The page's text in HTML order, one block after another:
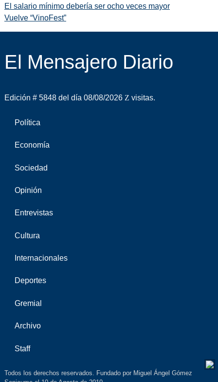
El salario mínimo debería ser ocho veces mayor
Vuelve “VinoFest”
El Mensajero Diario
Edición # 5848 del día 08/08/2026 visitas.
Política
Economía
Sociedad
Opinión
Entrevistas
Cultura
Internacionales
Deportes
Gremial
Archivo
Staff
Todos los derechos reservados. Fundado por Miguel Ángel Gómez